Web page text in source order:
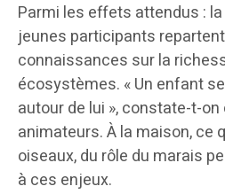
Parmi les effets attendus :
jeunes participants
connaissances sur la
écosystèmes. « Un enfant
autour de lui », constate-t-
animateurs. À la maison, ce
oiseaux, du rôle du marais
à ces enjeux.